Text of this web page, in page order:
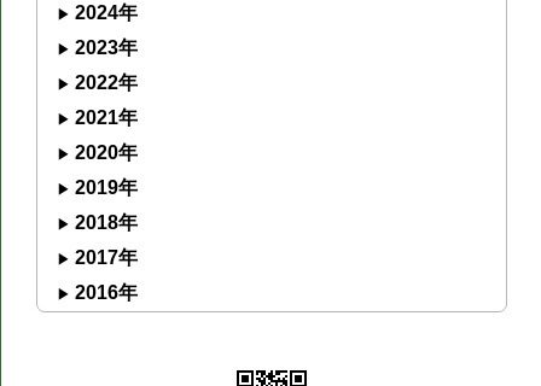
2024年
2023年
2022年
2021年
2020年
2019年
2018年
2017年
2016年